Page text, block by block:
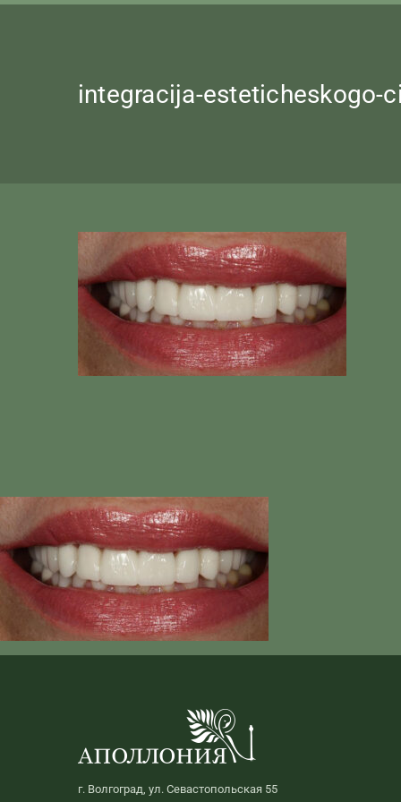
integracija-esteticheskogo-
г. Волгоград, ул. Севастопольская 55